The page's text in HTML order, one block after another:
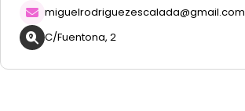
miguelrodriguezescalada@gmail.com
C/Fuentona, 2